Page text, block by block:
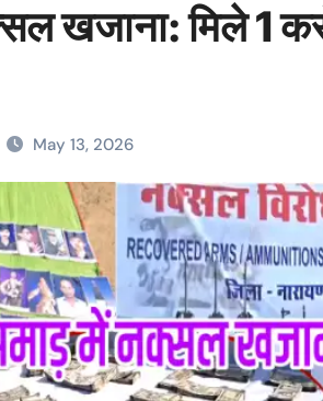
खजाना: मिले 1
May 13, 2026